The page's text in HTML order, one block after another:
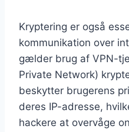
Kryptering er også
kommunikation over
gælder brug af VPN-
Private Network)
beskytter brugerens
deres IP-adresse,
hackere at overvåge